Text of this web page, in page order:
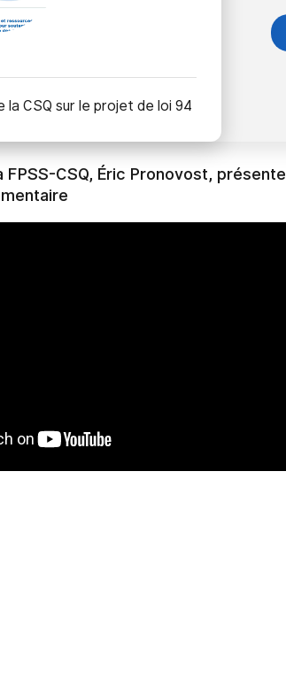
la CSQ sur le projet de loi 94
FPSS-CSQ, Éric Pronovost,